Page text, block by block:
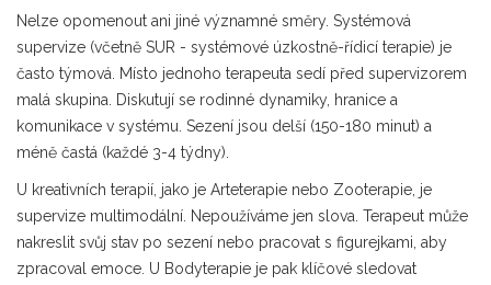
Nelze opomenout ani jiné významné směry. Systémová
supervize (včetně SUR - systémové úzkostně-řídicí terapie) je
často týmová. Místo jednoho terapeuta sedí před supervizorem
malá skupina. Diskutují se rodinné dynamiky, hranice a
komunikace v systému. Sezení jsou delší (150-180 minut) a
méně častá (každé 3-4 týdny).
U kreativních terapií, jako je Arteterapie nebo Zooterapie , je
supervize multimodální. Nepoužíváme jen slova. Terapeut může
nakreslit svůj stav po sezení nebo pracovat s figurejkami, aby
zpracoval emoce. U Bodyterapie je pak klíčové sledovat